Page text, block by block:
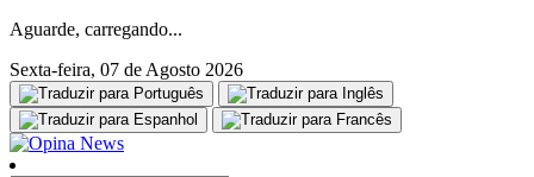
Aguarde, carregando...
Sexta-feira, 07 de Agosto 2026